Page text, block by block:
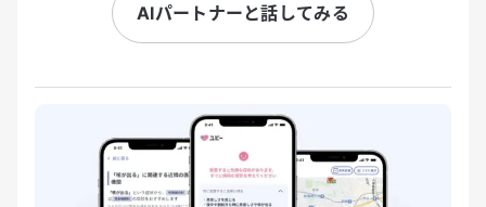
AIパートナーと話してみる